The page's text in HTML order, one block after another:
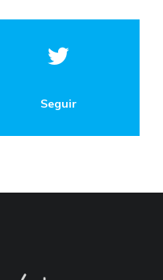
Seguir